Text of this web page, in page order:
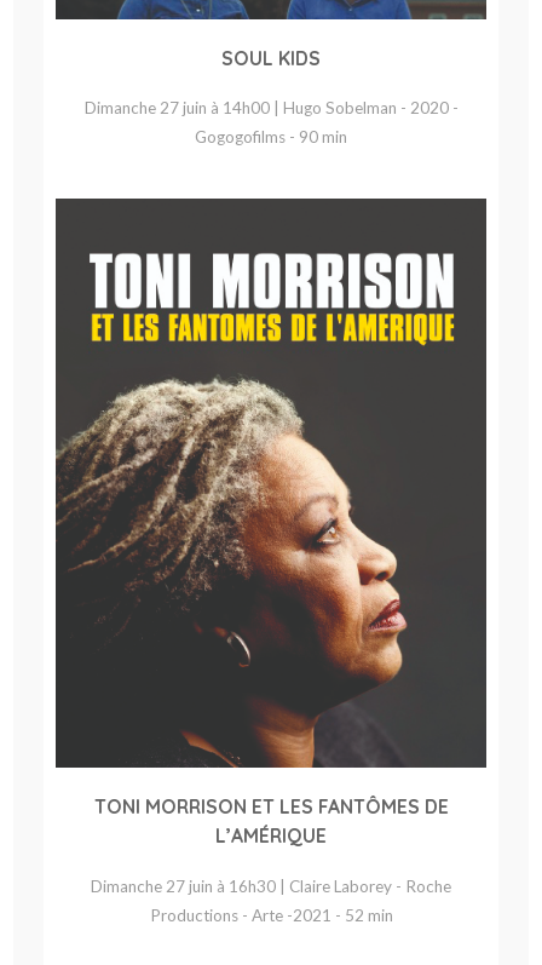
SOUL KIDS
Dimanche 27 juin à 14h00 | Hugo Sobelman - 2020 -
Gogogofilms - 90 min
TONI MORRISON ET LES FANTÔMES DE
L’AMÉRIQUE
Dimanche 27 juin à 16h30 | Claire Laborey - Roche
Productions - Arte -2021 - 52 min